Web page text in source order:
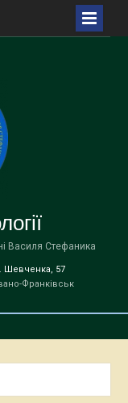
Василя Стефаника
Шевченка, 57
Франківськ